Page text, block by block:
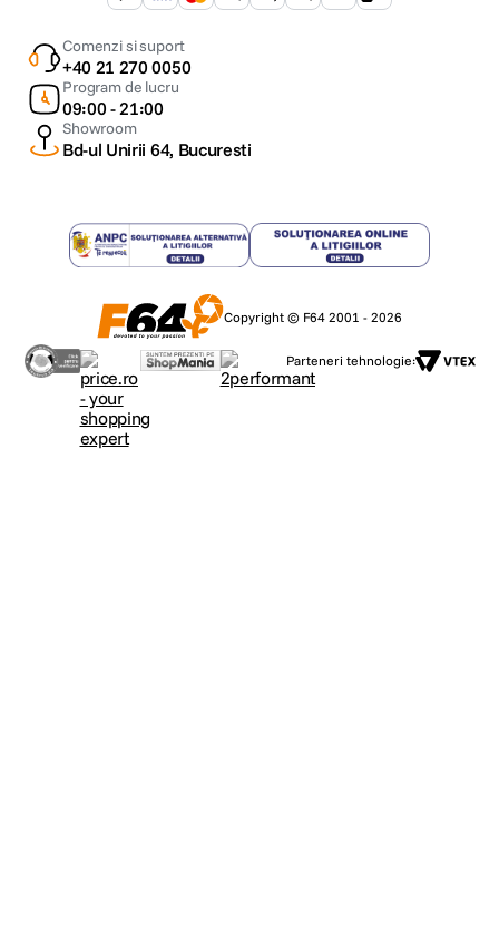
Comenzi si suport
+40 21 270 0050
Program de lucru
09:00 - 21:00
Showroom
Bd-ul Unirii 64, Bucuresti
Copyright © F64 2001 - 2026
Parteneri tehnologie: